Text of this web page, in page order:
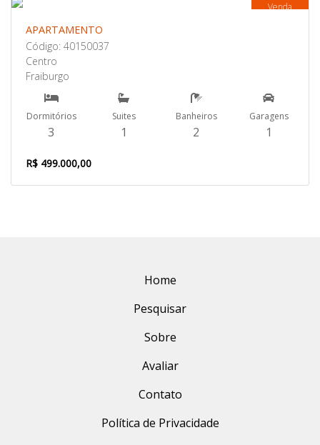
Venda
APARTAMENTO
Código: 40150037
Centro
Fraiburgo
Dormitórios
3
Suites
1
Banheiros
2
Garagens
1
R$ 499.000,00
Home
Pesquisar
Sobre
Avaliar
Contato
Política de Privacidade